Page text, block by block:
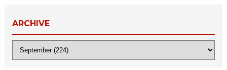
ARCHIVE